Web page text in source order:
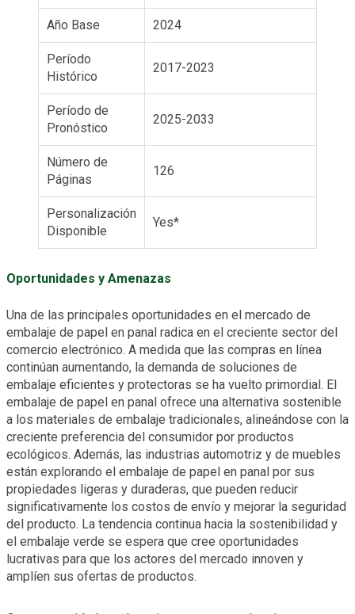
Año Base 2024
Período
Histórico
2017-2023
Período de
Pronóstico
2025-2033
Número de
Páginas
126
Personalización
Disponible
Yes*
Oportunidades y Amenazas
Una de las principales oportunidades en el mercado de
embalaje de papel en panal radica en el creciente sector del
comercio electrónico. A medida que las compras en línea
continúan aumentando, la demanda de soluciones de
embalaje eficientes y protectoras se ha vuelto primordial. El
embalaje de papel en panal ofrece una alternativa sostenible
a los materiales de embalaje tradicionales, alineándose con la
creciente preferencia del consumidor por productos
ecológicos. Además, las industrias automotriz y de muebles
están explorando el embalaje de papel en panal por sus
propiedades ligeras y duraderas, que pueden reducir
significativamente los costos de envío y mejorar la seguridad
del producto. La tendencia continua hacia la sostenibilidad y
el embalaje verde se espera que cree oportunidades
lucrativas para que los actores del mercado innoven y
amplíen sus ofertas de productos.